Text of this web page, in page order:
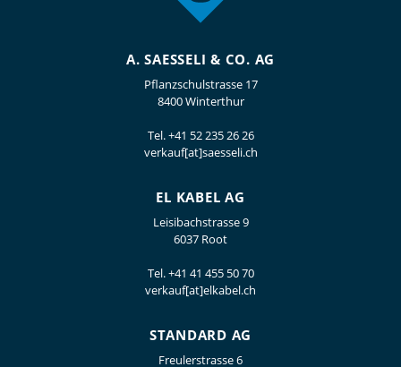
A. SAESSELI & CO. AG
Pflanzschulstrasse 17
8400 Winterthur
Tel.+41 52 235 26 26
verkauf[at]saesseli.ch
EL KABEL AG
Leisibachstrasse 9
6037 Root
Tel.+41 41 455 50 70
verkauf[at]elkabel.ch
STANDARD AG
Freulerstrasse 6